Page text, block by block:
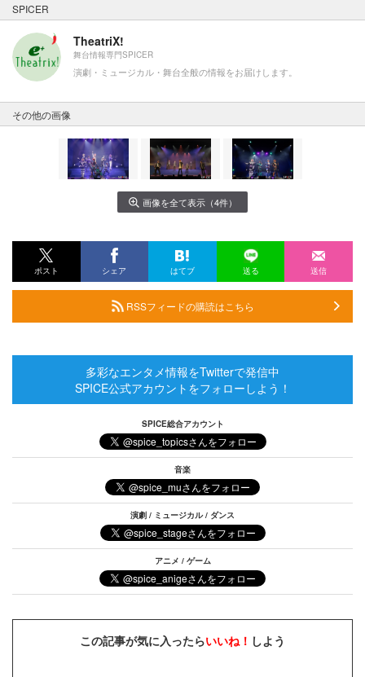
SPICER
TheatriX!
舞台情報専門SPICER
演劇・ミュージカル・舞台全般の情報をお届けします。
その他の画像
画像を全て表示（4件）
ポスト シェア はてブ 送る 送信
RSSフィードの購読はこちら
多彩なエンタメ情報をTwitterで発信中
SPICE公式アカウントをフォローしよう！
SPICE総合アカウント
音楽
演劇 / ミュージカル / ダンス
アニメ / ゲーム
この記事が気に入ったらいいね！ しよう